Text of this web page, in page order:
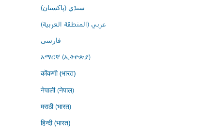
سنڌي (پاکستان)
عربي (المنطقة العربية)
فارسى
አማርኛ (ኢትዮጵያ)
कोंकणी (भारत)
नेपाली (नेपाल)
मराठी (भारत)
हिन्दी (भारत)